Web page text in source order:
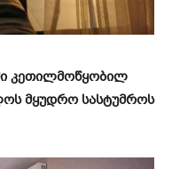
კეთილმოწყობილ
მყუდრო სასტუმროს